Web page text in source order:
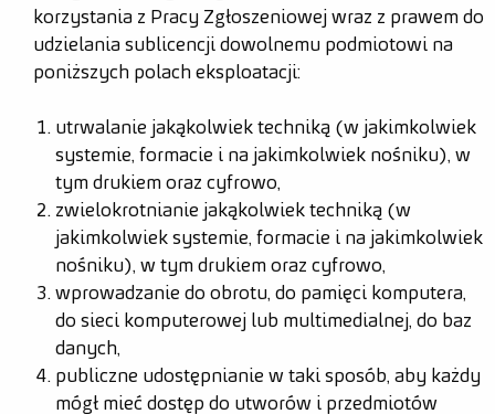
korzystania z Pracy Zgłoszeniowej wraz z prawem do
udzielania sublicencji dowolnemu podmiotowi na
poniższych polach eksploatacji:
utrwalanie jakąkolwiek techniką (w jakimkolwiek
systemie, formacie i na jakimkolwiek nośniku), w
tym drukiem oraz cyfrowo,
zwielokrotnianie jakąkolwiek techniką (w
jakimkolwiek systemie, formacie i na jakimkolwiek
nośniku), w tym drukiem oraz cyfrowo,
wprowadzanie do obrotu, do pamięci komputera,
do sieci komputerowej lub multimedialnej, do baz
danych,
publiczne udostępnianie w taki sposób, aby każdy
mógł mieć dostęp do utworów i przedmiotów